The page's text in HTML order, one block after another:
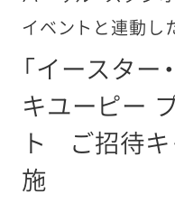
イベントと連動し
「イースター
キユーピー
ト
ご招待
施